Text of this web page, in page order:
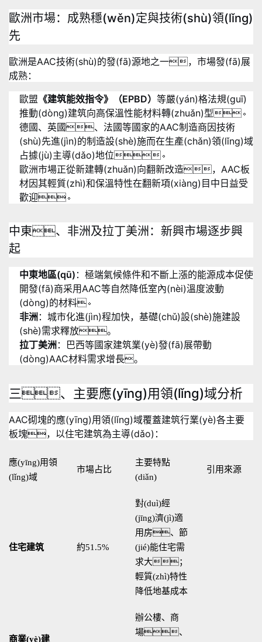
歐洲市場：成熟穩(wěn)定與技術(shù)領(lǐng)
先
歐洲是AAC技術(shù)的發(fā)源地之一，市場發(fā)展
成熟：
歐盟 《建筑能效指令》（EPBD） 等嚴(yán)格法規(guī)
推動(dòng)建筑向高保溫性能材料轉(zhuǎn)型。
德國、英國、法國等國家的AAC制造商因技術
(shù)先進(jìn)的制造設(shè)施而在生產(chǎn)領(lǐng)域
占據(jù)主導(dǎo)地位。
歐洲市場正從新建轉(zhuǎn)向翻新改造，AAC板
材因其輕質(zhì)和保溫特性在翻新項(xiàng)目中日益受
歡迎。
中東、非洲及拉丁美洲：新興市場逐步興
起
中東地區(qū) ：極端氣候條件和不斷上漲的能源成本促使
開發(fā)商采用AAC等自然降低室內(nèi)溫度波動
(dòng)的材料。
非洲 ：城市化進(jìn)程加快，基礎(chǔ)設(shè)施建設
(shè)需求釋放。
拉丁美洲 ：巴西等國家建筑業(yè)發(fā)展帶動
(dòng)AAC材料需求增長。
三、主要應(yīng)用領(lǐng)域分析
AAC砌塊的應(yīng)用領(lǐng)域覆蓋建筑行業(yè)各主要
板塊，以住宅建筑為主導(dǎo)：
應(yīng)用領
(lǐng)域
市場占比
主要特點
(diǎn)
引用來源
住宅建筑 約51.5%
對(duì)經
(jīng)濟(jì)適
用房、節
(jié)能住宅需
求大；
輕質(zhì)特性
降低地基成本
商業(yè)建
辦公樓、商
場、